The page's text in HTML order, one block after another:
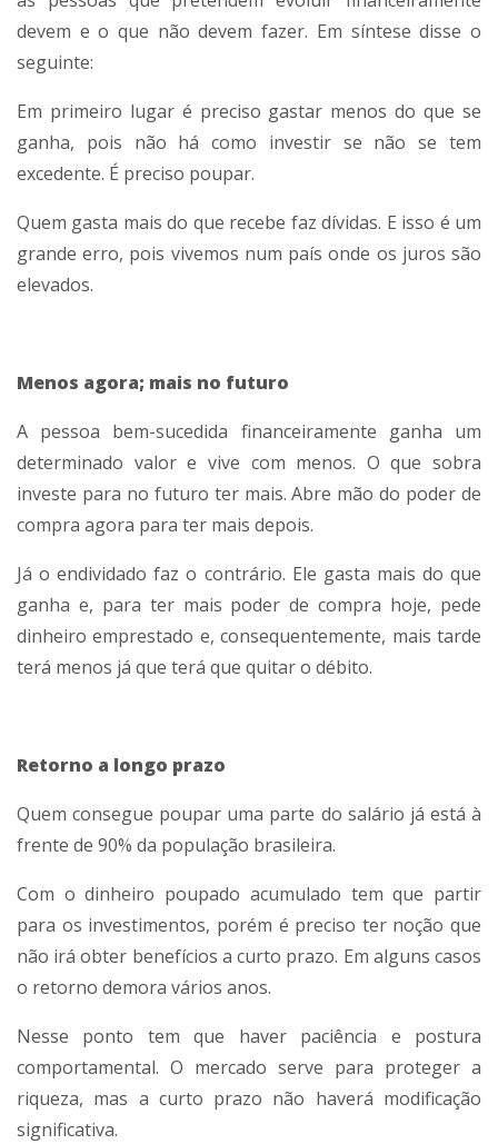
devem e o que não devem fazer. Em síntese disse o
seguinte:
Em primeiro lugar é preciso gastar menos do que se
ganha, pois não há como investir se não se tem
excedente. É preciso poupar.
Quem gasta mais do que recebe faz dívidas. E isso é um
grande erro, pois vivemos num país onde os juros são
elevados.
Menos agora; mais no futuro
A pessoa bem-sucedida financeiramente ganha um
determinado valor e vive com menos. O que sobra
investe para no futuro ter mais. Abre mão do poder de
compra agora para ter mais depois.
Já o endividado faz o contrário. Ele gasta mais do que
ganha e, para ter mais poder de compra hoje, pede
dinheiro emprestado e, consequentemente, mais tarde
terá menos já que terá que quitar o débito.
Retorno a longo prazo
Quem consegue poupar uma parte do salário já está à
frente de 90% da população brasileira.
Com o dinheiro poupado acumulado tem que partir
para os investimentos, porém é preciso ter noção que
não irá obter benefícios a curto prazo. Em alguns casos
o retorno demora vários anos.
Nesse ponto tem que haver paciência e postura
comportamental. O mercado serve para proteger a
riqueza, mas a curto prazo não haverá modificação
significativa.